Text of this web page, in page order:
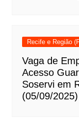
Recife e Região
Vaga de
Acesso
Soservi em
(05/09/2025)